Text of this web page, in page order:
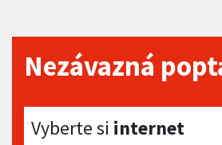
Nezávazná
Vyberte si internet
Vyberte si internet